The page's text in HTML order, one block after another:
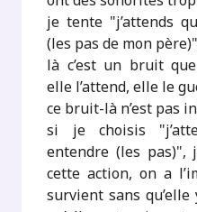
je tente "j’attends
(les pas de mon
là c’est un bruit
elle l’attend, elle le
ce bruit-là n’est pas
si je choisis
entendre (les pas)",
cette action, on a
survient sans